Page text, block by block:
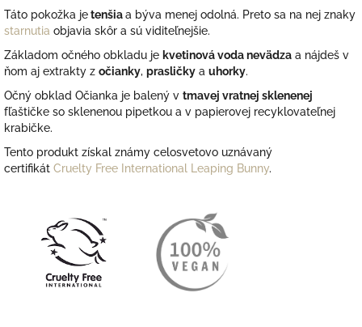
Táto pokožka jetenšiaa býva menej odolná. Preto sa na nej znaky
starnutia objavia skôr a sú viditeľnejšie.
Základom očného obkladu je kvetinová voda nevädza a nájdeš v
ňom aj extrakty z očianky, prasličky a uhorky.
Očný obklad Očianka je balený v tmavej vratnej sklenenej
fľaštičke so sklenenou pipetkou a v papierovej recyklovateľnej
krabičke.
Tento produkt získal známy celosvetovo uznávaný
certifikát Cruelty Free International Leaping Bunny.